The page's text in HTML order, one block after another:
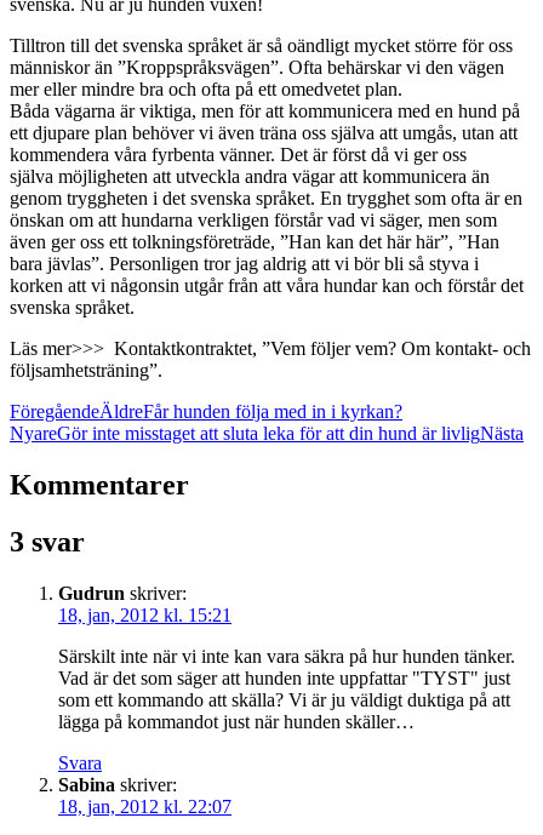
svenska. Nu är ju hunden vuxen!
Tilltron till det svenska språket är så oändligt mycket större för oss
människor än ”Kroppspråksvägen”. Ofta behärskar vi den vägen
mer eller mindre bra och ofta på ett omedvetet plan.
Båda vägarna är viktiga, men för att kommunicera med en hund på
ett djupare plan behöver vi även träna oss själva att umgås, utan att
kommendera våra fyrbenta vänner. Det är först då vi ger oss
själva möjligheten att utveckla andra vägar att kommunicera än
genom tryggheten i det svenska språket. En trygghet som ofta är en
önskan om att hundarna verkligen förstår vad vi säger, men som
även ger oss ett tolkningsföreträde, ”Han kan det här här”, ”Han
bara jävlas”. Personligen tror jag aldrig att vi bör bli så styva i
korken att vi någonsin utgår från att våra hundar kan och förstår det
svenska språket.
Läs mer>>> Kontaktkontraktet, ”Vem följer vem? Om kontakt- och
följsamhetsträning”.
FöregåendeÄldreFår hunden följa med in i kyrkan?
NyareGör inte misstaget att sluta leka för att din hund är livligNästa
Kommentarer
3 svar
Gudrun skriver:
18, jan, 2012 kl. 15:21
Särskilt inte när vi inte kan vara säkra på hur hunden tänker.
Vad är det som säger att hunden inte uppfattar "TYST" just
som ett kommando att skälla? Vi är ju väldigt duktiga på att
lägga på kommandot just när hunden skäller…
Svara
Sabina skriver:
18, jan, 2012 kl. 22:07